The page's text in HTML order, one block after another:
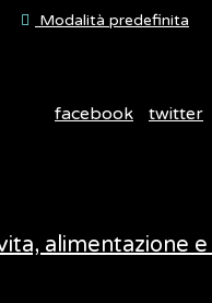
Modalità predefinita
facebook twitter
alimentazione